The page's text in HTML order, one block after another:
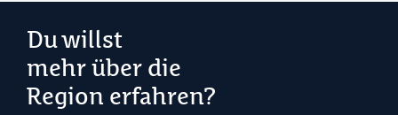
Du willst
mehr über die
Region erfahren?